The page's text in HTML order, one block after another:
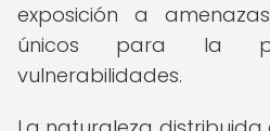
exposición a
únicos para la
vulnerabilidades.